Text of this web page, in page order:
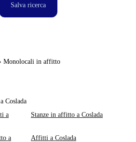
Salva ricerca
› Monolocali in affitto
Coslada
a
Stanze in affitto a Coslada
a
Affitti a Coslada